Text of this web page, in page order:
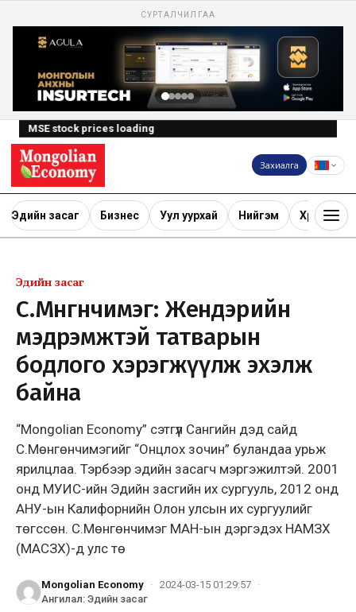
СУРТАЛЧИЛГАА
MSE stock prices loading
Захиалга
Эдийн засаг Бизнес Уул уурхай Нийгэм Хөрөнгө
Эдийн засаг
С.Мөнгөнчимэг: Жендэрийн
мэдрэмжтэй татварын
бодлого хэрэгжүүлж эхэлж
байна
“Mongolian Economy” сэтгүүл Сангийн дэд сайд
С.Мөнгөнчимэгийг “Онцлох зочин” буландаа урьж
ярилцлаа. Тэрбээр эдийн засагч мэргэжилтэй. 2001
онд МУИС-ийн Эдийн засгийн их сургууль, 2012 онд
АНУ-ын Калифорнийн Олон улсын их сургуулийг
төгссөн. С.Мөнгөнчимэг МАН-ын дэргэдэх НАМЗХ
(МАСЗХ)-д улс тө
Mongolian Economy · 2024-03-15 01:29:57 ·
Ангилал: Эдийн засаг